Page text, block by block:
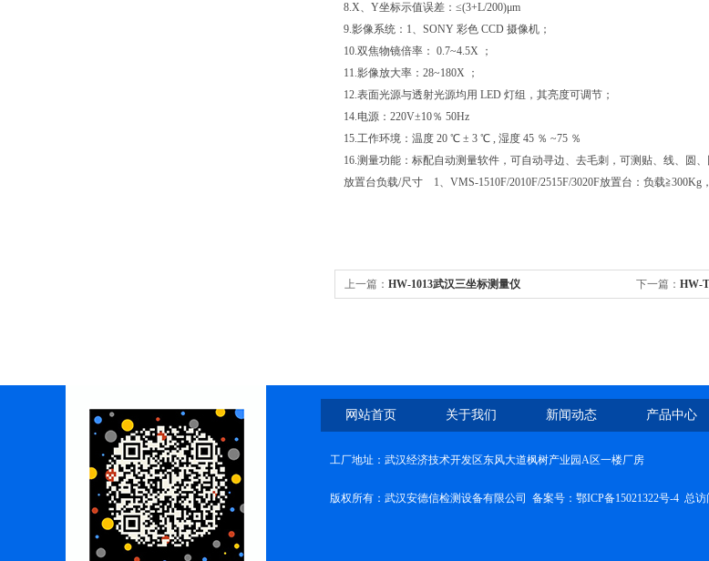
8.X、Y坐标示值误差：≤(3+L/200)μm
9.影像系统：1、SONY 彩色 CCD 摄像机；
10.双焦物镜倍率： 0.7~4.5X ；
11.影像放大率：28~180X ；
12.表面光源与透射光源均用 LED 灯组，其亮度可调节；
14.电源：220V±10％ 50Hz
15.工作环境：温度 20 ℃ ± 3 ℃ , 湿度 45 ％ ~75 ％
16.测量功能：标配自动测量软件，可自动寻边、去毛刺，可测贴、线、圆
放置台负载/尺寸 1、VMS-1510F/2010F/2515F/3020F放置台：负载≧300Kg
上一篇： HW-1013武汉三坐标测量仪 下一篇： HW-
网站首页 关于我们 新闻动态 产品中心
工厂地址：武汉经济技术开发区东风大道枫树产业园A区一楼厂房
版权所有：武汉安德信检测设备有限公司 备案号： 鄂ICP备15021322号-4 总访